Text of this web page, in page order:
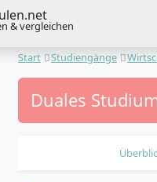
& vergleichen
Start Studiengänge
Duales